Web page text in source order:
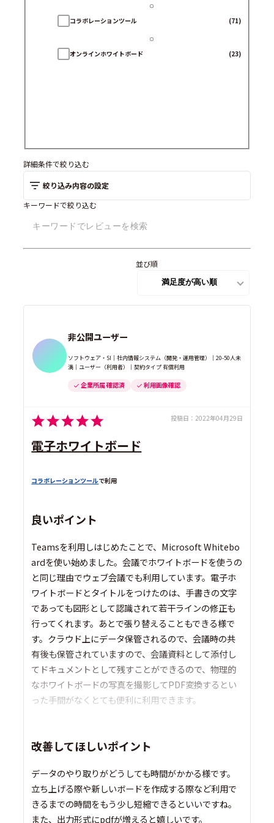
コラボレーションツール (71)
オンラインホワイトボード (23)
詳細条件で絞り込む
絞り込み内容の設定
キーワードで絞り込む
並び順
非公開ユーザー
ソフトウェア・SI｜社内情報システム（開発・運用管理）｜20-50人未
満｜ユーザー（利用者）｜契約タイプ 有償利用
企業所属 確認済 利用画像確認
投稿日： 2022年04月29日
電子ホワイトボード
コラボレーションツールで利用
良いポイント
Teamsを利用しはじめたことで、Microsoft Whitebo
ardを使い始めました。会議でホワイトボードを使うの
と同じ理由でウェブ会議でも利用しています。電子ホ
ワイトボードとタイトルをつけたのは、手書きの文字
であっても図形として認識されて若干ラインの修正も
行ってくれます。あとで張り替えることもできる様で
す。クラウド上にデータ保管されるので、会議時の共
有後も保管されていますので、会議資料として添付し
てドキュメントとして残すことができるので、物理的
なホワイトボードの写真を撮影してPDF変換するとい
った手間がなくとても便利に利用できます。
改善してほしいポイント
データのやり取りがどうしても時間がかかる様です。
立ち上げる際や新しいボードを作成する際など利用で
きるまでの時間をもう少し短縮できるといいですね。
また、出力形式にpdfが増えると嬉しいです。